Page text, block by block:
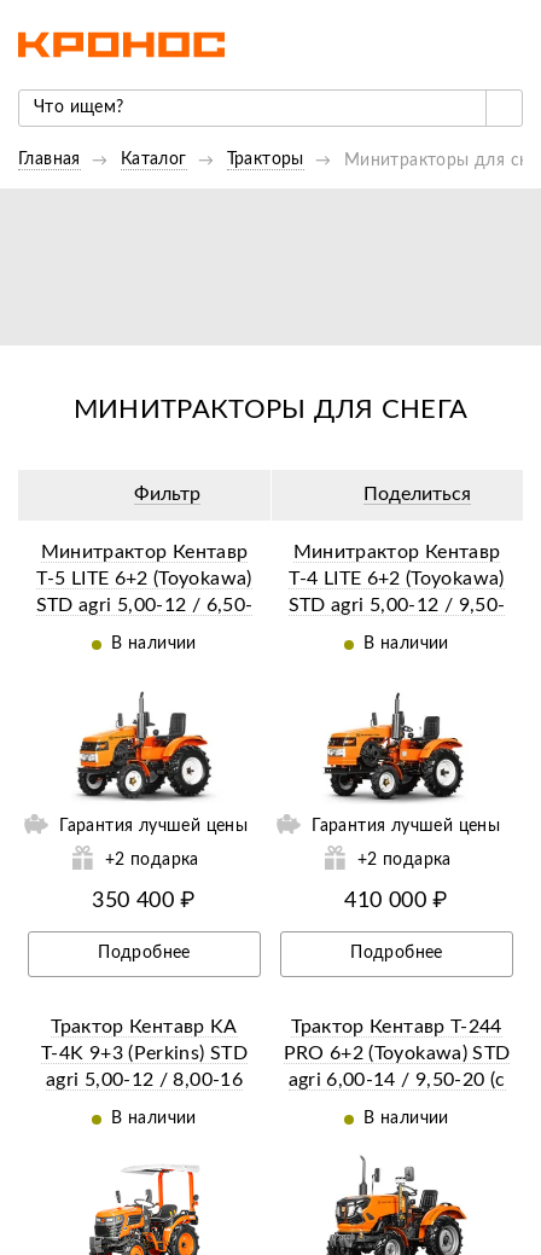
Главная Каталог Тракторы Минитракторы для
МИНИТРАКТОРЫ ДЛЯ СНЕГА
Фильтр Поделиться
Минитрактор Кентавр
Т-5 LITE 6+2 (Toyokawa)
STD agri 5,00-12 / 6,50-
16 + (фреза/плуг)
В наличии
Гарантия лучшей цены
+2 подарка
350 400 ₽
Подробнее
Минитрактор Кентавр
Т-4 LITE 6+2 (Toyokawa)
STD agri 5,00-12 / 9,50-
16 + (фреза/плуг)
В наличии
Ещё 41 фотография
Гарантия лучшей цены
+2 подарка
410 000 ₽
Подробнее
Трактор Кентавр KA
Т-4K 9+3 (Perkins) STD
agri 5,00-12 / 8,00-16
В наличии
Трактор Кентавр Т-244
PRO 6+2 (Toyokawa) STD
agri 6,00-14 / 9,50-20 (с
ПСМ)
В наличии